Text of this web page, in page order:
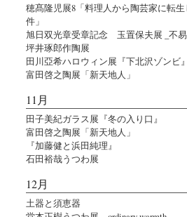
穂髙隆児展8「料理人から陶芸家に転
件」
旭日双光章受章記念 玉置保夫展 _不易
坪井琢郎作陶展
田川亞希ハロウィン展『下北沢ゾンビ』
富田啓之陶展「新天地人」
11月
田子美紀ガラス展『冬の入り口』
富田啓之陶展「新天地人」
『加藤健と浜田純理』
石田裕哉うつわ展
12月
土器と須恵器